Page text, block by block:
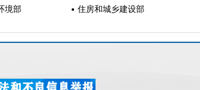
境部
住房和城乡建设部